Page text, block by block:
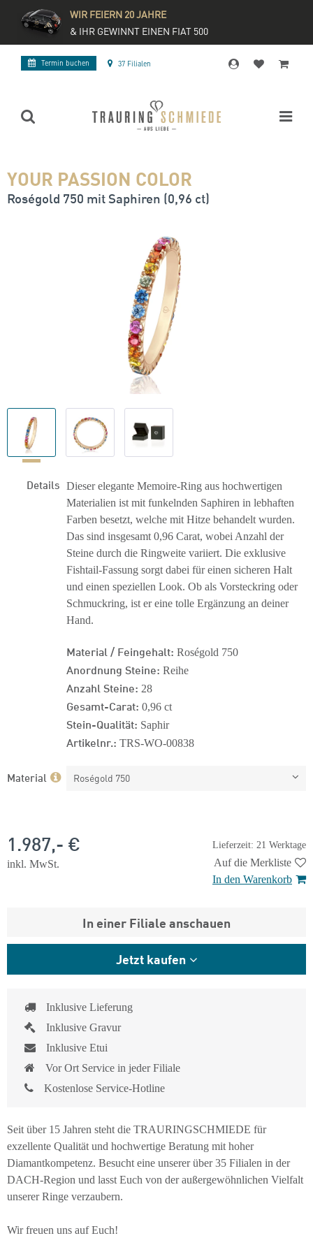
WIR FEIERN 20 JAHRE
& IHR GEWINNT EINEN FIAT 500
Termin buchen 37 Filialen
YOUR PASSION COLOR
Roségold 750 mit Saphiren (0,96 ct)
Details Dieser elegante Memoire-Ring aus hochwertigen
Materialien ist mit funkelnden Saphiren in lebhaften
Farben besetzt, welche mit Hitze behandelt wurden.
Das sind insgesamt 0,96 Carat, wobei Anzahl der
Steine durch die Ringweite variiert. Die exklusive
Fishtail-Fassung sorgt dabei für einen sicheren Halt
und einen speziellen Look. Ob als Vorsteckring oder
Schmuckring, ist er eine tolle Ergänzung an deiner
Hand.
Material / Feingehalt: Roségold 750
Anordnung Steine: Reihe
Anzahl Steine: 28
Gesamt-Carat: 0,96 ct
Stein-Qualität: Saphir
Artikelnr.: TRS-WO-00838
Material Roségold 750
Lieferzeit: 21 Werktage
1.987,- €
inkl. MwSt.
Auf die Merkliste
In den Warenkorb
In einer Filiale anschauen
Jetzt kaufen
Inklusive Lieferung
Inklusive Gravur
Inklusive Etui
Vor Ort Service in jeder Filiale
Kostenlose Service-Hotline
Seit über 15 Jahren steht die TRAURINGSCHMIEDE für
exzellente Qualität und hochwertige Beratung mit hoher
Diamantkompetenz. Besucht eine unserer über 35 Filialen in der
DACH-Region und lasst Euch von der außergewöhnlichen Vielfalt
unserer Ringe verzaubern.
Wir freuen uns auf Euch!